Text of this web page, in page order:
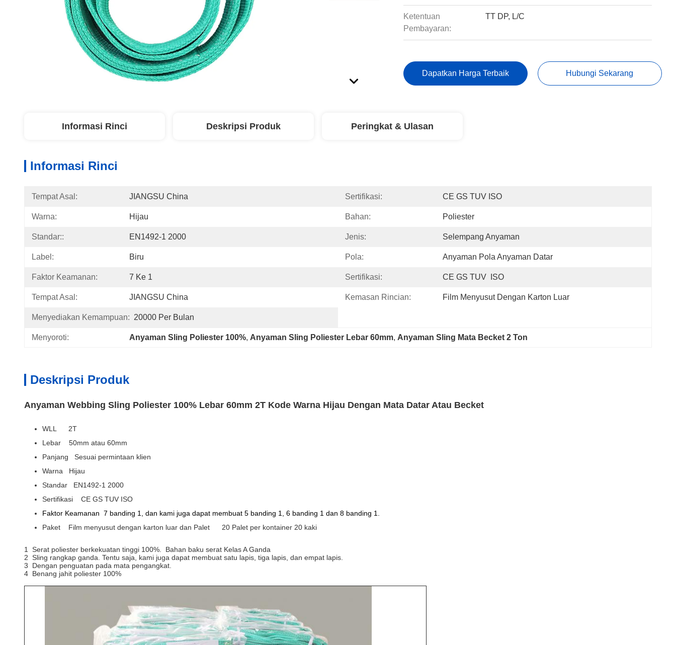
Ketentuan
Pembayaran:
TT DP, L/C
Dapatkan Harga Terbaik Hubungi Sekarang
Informasi Rinci Deskripsi Produk Peringkat & Ulasan
Informasi Rinci
Tempat Asal: JIANGSU China Sertifikasi: CE GS TUV ISO
Warna: Hijau Bahan: Poliester
Standar:: EN1492-1 2000 Jenis: Selempang Anyaman
Label: Biru Pola: Anyaman Pola Anyaman Datar
Faktor Keamanan: 7 Ke 1 Sertifikasi: CE GS TUV  ISO
Tempat Asal: JIANGSU China Kemasan Rincian: Film Menyusut Dengan Karton Luar
Menyediakan Kemampuan: 20000 Per Bulan
Menyoroti: Anyaman Sling Poliester 100%, Anyaman Sling Poliester Lebar 60mm, Anyaman Sling Mata Becket 2 Ton
Deskripsi Produk
Anyaman Webbing Sling Poliester 100% Lebar 60mm 2T Kode Warna Hijau Dengan Mata Datar Atau Becket
WLL 2T
Lebar 50mm atau 60mm
Panjang Sesuai permintaan klien
Warna Hijau
Standar EN1492-1 2000
Sertifikasi CE GS TUV ISO
Faktor Keamanan 7 banding 1, dan kami juga dapat membuat 5 banding 1, 6 banding 1 dan 8 banding 1.
Paket Film menyusut dengan karton luar dan Palet 20 Palet per kontainer 20 kaki
1 Serat poliester berkekuatan tinggi 100%. Bahan baku serat Kelas A Ganda
2 Sling rangkap ganda. Tentu saja, kami juga dapat membuat satu lapis, tiga lapis, dan empat lapis.
3 Dengan penguatan pada mata pengangkat.
4 Benang jahit poliester 100%